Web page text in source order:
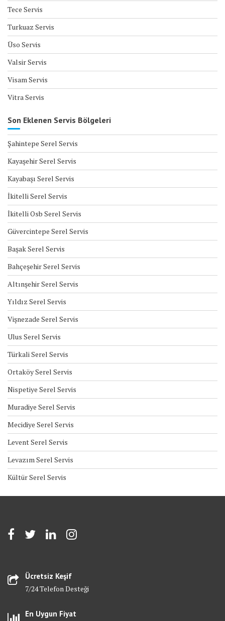
Tece Servis
Turkuaz Servis
Üso Servis
Valsir Servis
Visam Servis
Vitra Servis
Son Eklenen Servis Bölgeleri
Şahintepe Serel Servis
Kayaşehir Serel Servis
Kayabaşı Serel Servis
İkitelli Serel Servis
İkitelli Osb Serel Servis
Güvercintepe Serel Servis
Başak Serel Servis
Bahçeşehir Serel Servis
Altınşehir Serel Servis
Yıldız Serel Servis
Vişnezade Serel Servis
Ulus Serel Servis
Türkali Serel Servis
Ortaköy Serel Servis
Nispetiye Serel Servis
Muradiye Serel Servis
Mecidiye Serel Servis
Levent Serel Servis
Levazım Serel Servis
Kültür Serel Servis
Ücretsiz Keşif
7/24 Telefon Desteği
En Uygun Fiyat